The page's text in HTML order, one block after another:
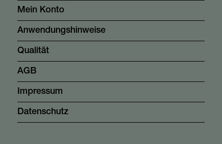
Mein Konto
Anwendungshinweise
Qualität
AGB
Impressum
Datenschutz